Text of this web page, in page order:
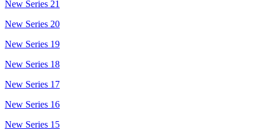
New Series 21
New Series 20
New Series 19
New Series 18
New Series 17
New Series 16
New Series 15